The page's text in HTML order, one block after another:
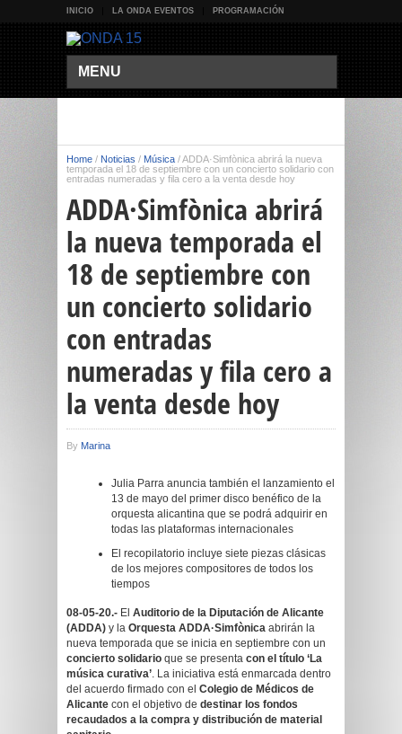
INICIO LA ONDA EVENTOS PROGRAMACIÓN
MENU
Home / Noticias / Música /ADDA·Simfònica abrirá la nueva
temporada el 18 de septiembre con un concierto solidario con
entradas numeradas y fila cero a la venta desde hoy
ADDA·Simfònica abrirá
la nueva temporada el
18 de septiembre con
un concierto solidario
con entradas
numeradas y fila cero a
la venta desde hoy
By Marina
Julia Parra anuncia también el lanzamiento el
13 de mayo del primer disco benéfico de la
orquesta alicantina que se podrá adquirir en
todas las plataformas internacionales
El recopilatorio incluye siete piezas clásicas
de los mejores compositores de todos los
tiempos
08-05-20.- El Auditorio de la Diputación de Alicante
(ADDA) y la Orquesta ADDA·Simfònica abrirán la
nueva temporada que se inicia en septiembre con un
concierto solidario que se presenta con el título ‘La
música curativa’. La iniciativa está enmarcada dentro
del acuerdo firmado con el Colegio de Médicos de
Alicante con el objetivo de destinar los fondos
recaudados a la compra y distribución de material